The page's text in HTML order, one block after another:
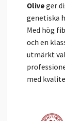
Oliveger
genetiska
Med hög
och en
utmärkt
med